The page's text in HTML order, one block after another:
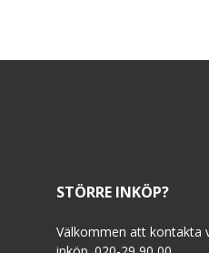
STÖRRE INKÖP?
Välkommen att kontakta